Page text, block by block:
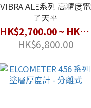
VIBRA ALE系列 高精度電
子天平
HK$2,700.00 ~ HK$4,800.00
HK$6,800.00